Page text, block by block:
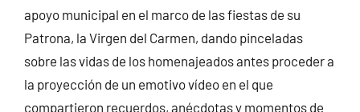
apoyo municipal en el marco de las fiestas de su
Patrona, la Virgen del Carmen, dando pinceladas
sobre las vidas de los homenajeados antes proceder a
la proyección de un emotivo vídeo en el que
compartieron recuerdos, anécdotas y momentos de